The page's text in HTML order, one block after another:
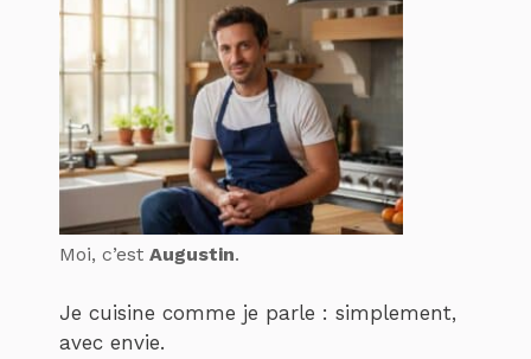
Moi, c’est Augustin.
Je cuisine comme je parle : simplement,
avec envie.